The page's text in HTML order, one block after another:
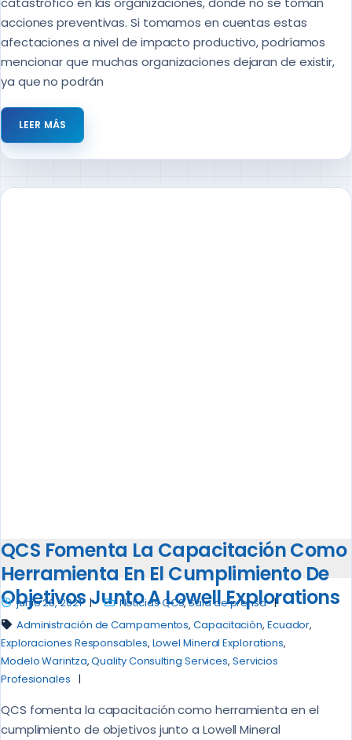
acciones preventivas. Si tomamos en cuentas estas
afectaciones a nivel de impacto productivo, podríamos
mencionar que muchas organizaciones dejaran de existir,
ya que no podrán
LEER MÁS
QCS Fomenta La Capacitación Como
Herramienta En El Cumplimiento De
Objetivos Junto A Lowell Explorations
junio 28, 2021 Noticias QCS,Sala de prensa
Administración de Campamentos,Capacitaciòn, Ecuador,
Exploraciones Responsables, Lowel Mineral Explorations,
Modelo Warintza,Quality Consulting Services, Servicios
Profesionales
QCS fomenta la capacitación como herramienta en el
cumplimiento de objetivos junto a Lowell Mineral